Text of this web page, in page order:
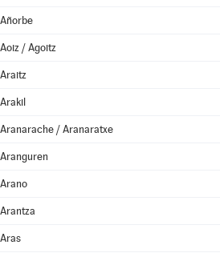
Añorbe
Aoiz / Agoitz
Araitz
Arakil
Aranarache / Aranaratxe
Aranguren
Arano
Arantza
Aras